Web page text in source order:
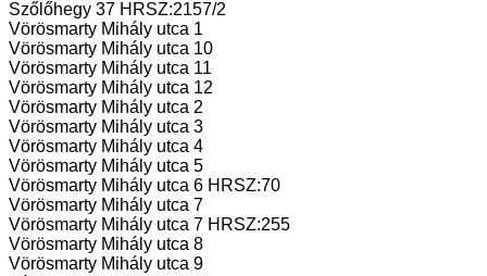
Szőlőhegy 37 HRSZ:2157/2
Vörösmarty Mihály utca 1
Vörösmarty Mihály utca 10
Vörösmarty Mihály utca 11
Vörösmarty Mihály utca 12
Vörösmarty Mihály utca 2
Vörösmarty Mihály utca 3
Vörösmarty Mihály utca 4
Vörösmarty Mihály utca 5
Vörösmarty Mihály utca 6 HRSZ:70
Vörösmarty Mihály utca 7
Vörösmarty Mihály utca 7 HRSZ:255
Vörösmarty Mihály utca 8
Vörösmarty Mihály utca 9